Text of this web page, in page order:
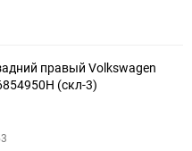
правый Volkswagen
(скл-3)